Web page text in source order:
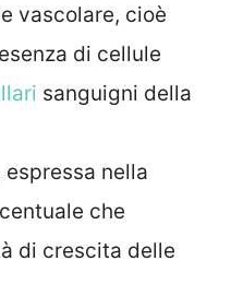
vascolare, cioè
di cellule
sanguigni della
nella
che
di crescita delle